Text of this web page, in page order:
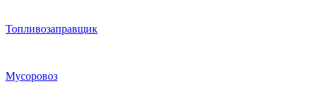
Топливозаправщик
Мусоровоз